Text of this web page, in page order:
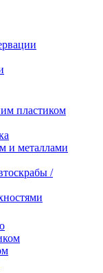
пластиком
и металлами
/